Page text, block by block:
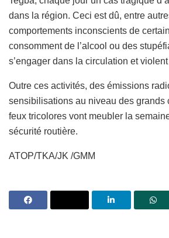
dans la région. Ceci est dû, entre
comportements inconscients de
consomment de l’alcool ou des
s’engager dans la circulation et
Outre ces activités, des émissions
sensibilisations au niveau des grands
feux tricolores vont meubler la
sécurité routière.
ATOP/TKA/JK /GMM